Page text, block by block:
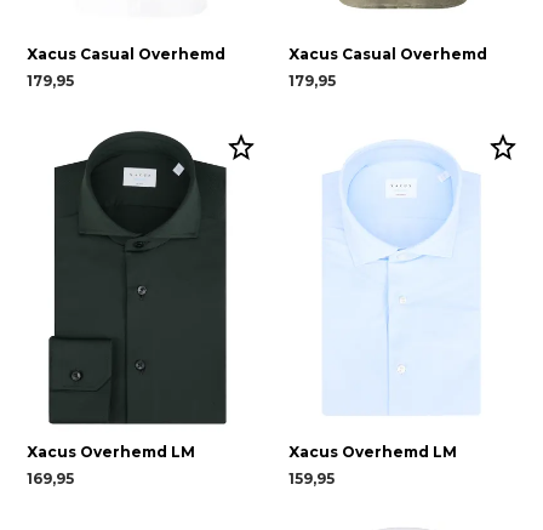
Xacus Casual Overhemd
179,95
Xacus Casual Overhemd
179,95
Xacus Overhemd LM
169,95
Xacus Overhemd LM
159,95